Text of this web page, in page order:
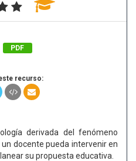
PDF
recurso:
derivada del fenómeno
docente pueda intervenir en
su propuesta educativa.